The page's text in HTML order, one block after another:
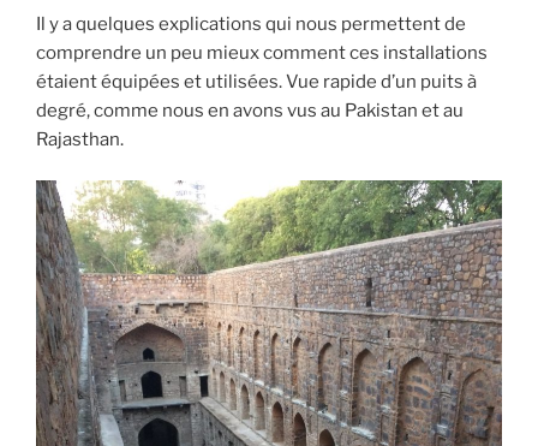
Il y a quelques explications qui nous permettent de
comprendre un peu mieux comment ces installations
étaient équipées et utilisées. Vue rapide d’un puits à
degré, comme nous en avons vus au Pakistan et au
Rajasthan.